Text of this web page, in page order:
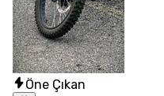
Öne Çıkan